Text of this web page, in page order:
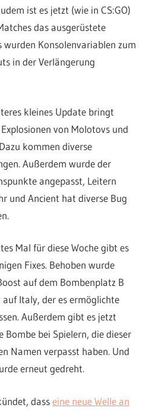
ist es jetzt (wie in CS:GO)
das ausgerüstete
wurden Konsolenvariablen zum
in der Verlängerung
kleines Update bringt
von Molotovs und
kommen diverse
Außerdem wurde der
angepasst, Leitern
und Ancient hat diverse Bug
Mal für diese Woche gibt es
Fixes. Behoben wurde
auf dem Bombenplatz B
Italy, der es ermöglichte
Außerdem gibt es jetzt
bei Spielern, die dieser
Namen verpasst haben. Und
erneut gedreht.
dasseine neue Welle an